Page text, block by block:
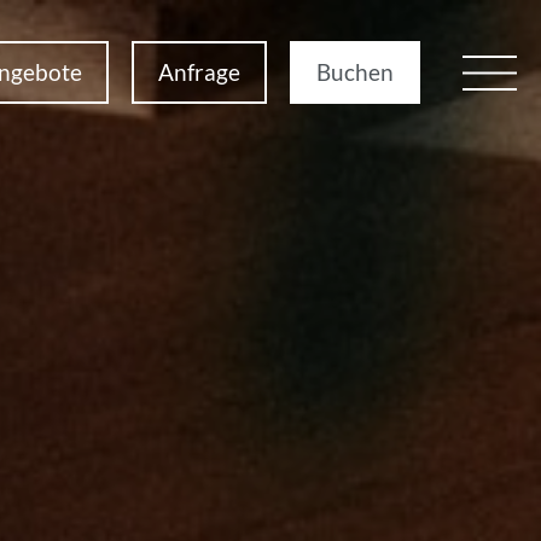
Anfrage Buchen